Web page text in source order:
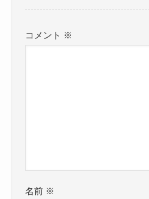
コメント ※
名前 ※